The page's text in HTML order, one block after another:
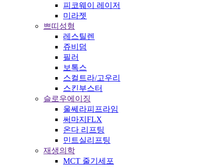
피코웨이 레이저
미라젯
쁘띠성형
레스틸렌
쥬비덤
필러
보톡스
스컬트라/고우리
스킨부스터
슬로우에이징
울쎄라피프라임
써마지FLX
온다 리프팅
민트실리프팅
재생의학
MCT 줄기세포